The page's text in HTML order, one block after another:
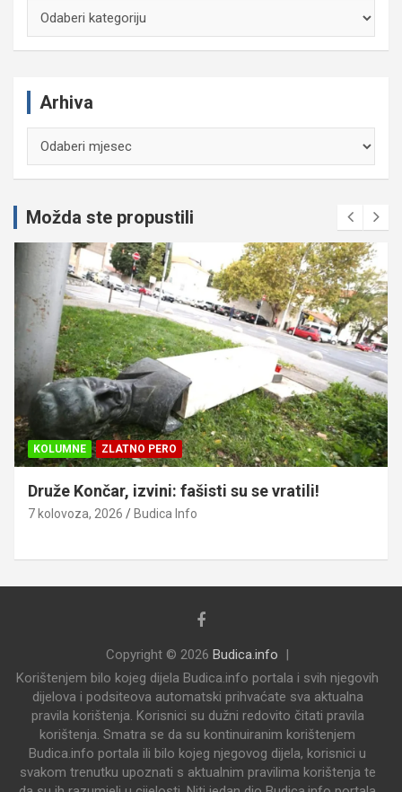
Arhiva
Možda ste propustili
KOLUMNE ZLATNO PERO
Druže Končar, izvini: fašisti su se vratili!
7 kolovoza, 2026 Budica Info
Copyright © 2026 Budica.info
Korištenjem bilo kojeg dijela Budica.info portala i svih njegovih
dijelova i podsiteova automatski prihvaćate sva aktualna
pravila korištenja. Korisnici su dužni redovito čitati pravila
korištenja. Smatra se da su kontinuiranim korištenjem
Budica.info portala ili bilo kojeg njegovog dijela, korisnici u
svakom trenutku upoznati s aktualnim pravilima korištenja te